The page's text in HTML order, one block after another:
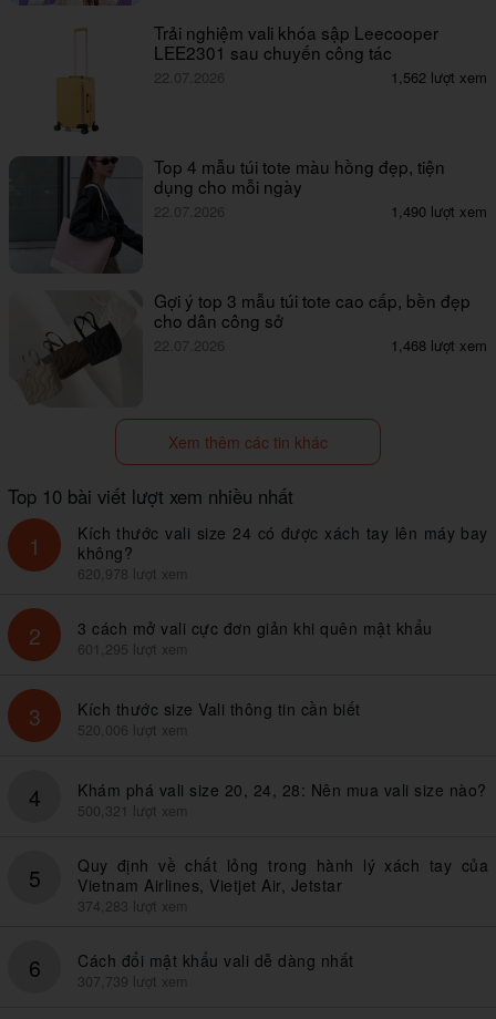
Trải nghiệm vali khóa sập Leecooper
LEE2301 sau chuyến công tác
22.07.2026 1,562 lượt xem
Top 4 mẫu túi tote màu hồng đẹp, tiện
dụng cho mỗi ngày
22.07.2026 1,490 lượt xem
Gợi ý top 3 mẫu túi tote cao cấp, bền đẹp
cho dân công sở
22.07.2026 1,468 lượt xem
Xem thêm các tin khác
Top 10 bài viết lượt xem nhiều nhất
1
Kích thước vali size 24 có được xách tay lên máy bay
không?
620,978 lượt xem
2 3 cách mở vali cực đơn giản khi quên mật khẩu
601,295 lượt xem
3 Kích thước size Vali thông tin cần biết
520,006 lượt xem
4 Khám phá vali size 20, 24, 28: Nên mua vali size nào?
500,321 lượt xem
5
Quy định về chất lỏng trong hành lý xách tay của
Vietnam Airlines, Vietjet Air, Jetstar
374,283 lượt xem
6 Cách đổi mật khẩu vali dễ dàng nhất
307,739 lượt xem